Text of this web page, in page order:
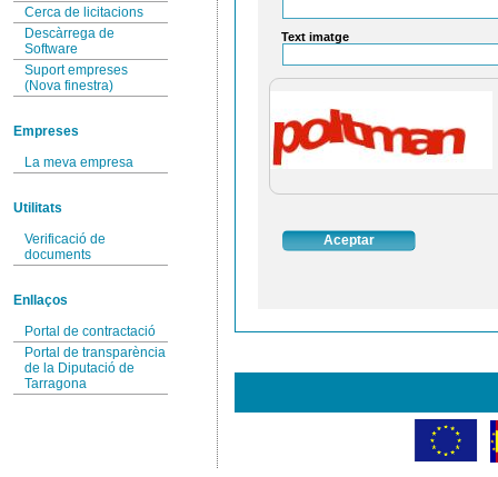
Cerca de licitacions
Descàrrega de
Software
Suport empreses
(Nova finestra)
Empreses
La meva empresa
Utilitats
Verificació de
documents
Enllaços
Portal de contractació
Portal de transparència
de la Diputació de
Tarragona
Text imatge